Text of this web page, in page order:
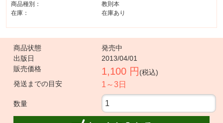
商品種別：
教則本
在庫：
在庫あり
商品状態
発売中
出版日
2013/04/01
販売価格
1,100 円 (税込)
発送までの目安
1～3日
数量